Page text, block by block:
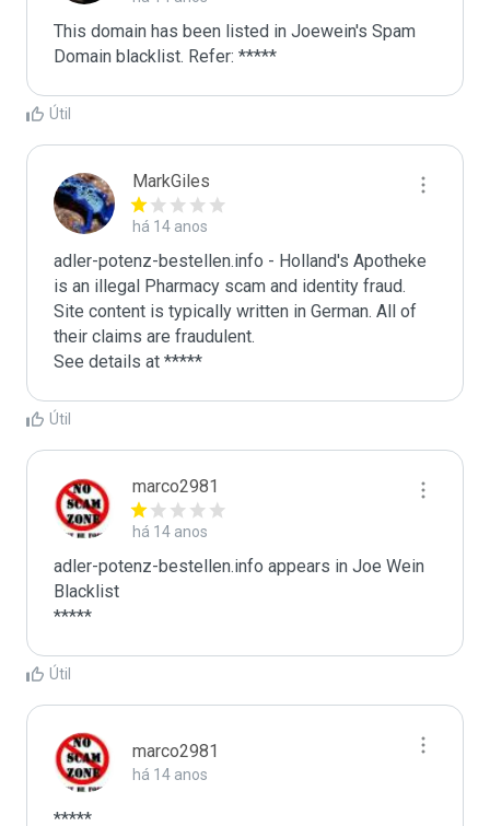
This domain has been listed in Joewein's Spam
Domain blacklist. Refer: *****
Útil
MarkGiles
há 14 anos
adler-potenz-bestellen.info - Holland's Apotheke
is an illegal Pharmacy scam and identity fraud.
Site content is typically written in German. All of
their claims are fraudulent.
See details at *****
Útil
marco2981
há 14 anos
adler-potenz-bestellen.info appears in Joe Wein
Blacklist
*****
Útil
marco2981
há 14 anos
*****